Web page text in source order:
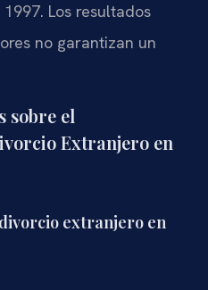
Los resultados
no garantizan un
sobre el
Extranjero en
extranjero en